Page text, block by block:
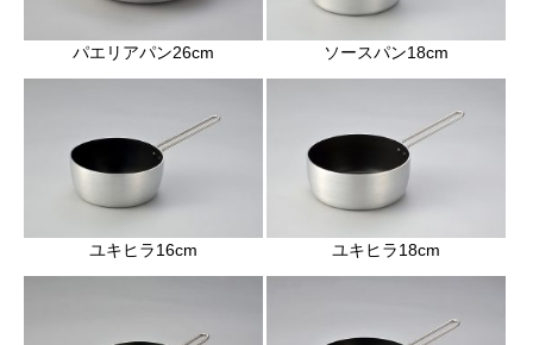
パエリアパン26cm ソースパン18cm
ユキヒラ16cm ユキヒラ18cm